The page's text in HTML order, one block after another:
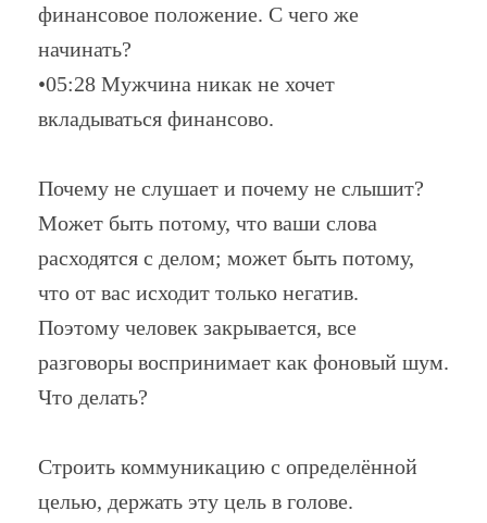
финансовое положение. С чего же
начинать?
•05:28 Мужчина никак не хочет
вкладываться финансово.
Почему не слушает и почему не слышит?
Может быть потому, что ваши слова
расходятся с делом; может быть потому,
что от вас исходит только негатив.
Поэтому человек закрывается, все
разговоры воспринимает как фоновый шум.
Что делать?
Строить коммуникацию с определённой
целью, держать эту цель в голове.